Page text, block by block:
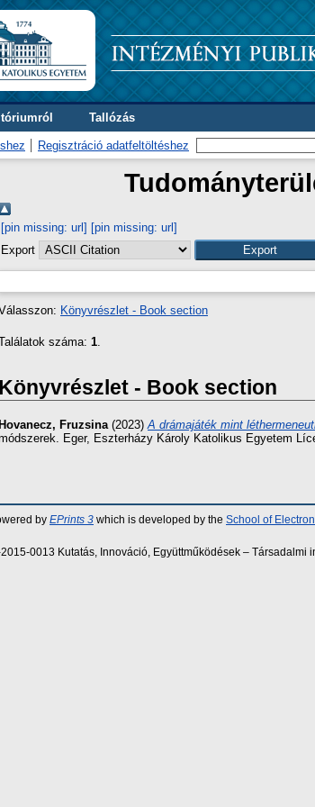
Tallózás
Regisztráció adatfeltöltéshez
[pin missing: url] [pin missing: url]
Export
Könyvrészlet - Book section
száma: 1.
Könyvrészlet - Book section
Hovanecz, Fruzsina(2023)A drámajáték mint
Eger, Eszterházy Károly Katolikus Egyetem
by EPrints 3 which is developed by the School of
0013 Kutatás, Innováció, Együttműködések –